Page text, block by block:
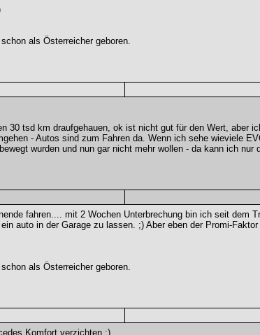
als Österreicher geboren.
30 tsd km draufgehauen, ok ist nicht gut für den Wert, aber
- Autos sind zum Fahren da. Wenn ich sehe wieviele
wurden und nun gar nicht mehr wollen - da kann ich nur
fahren.... mit 2 Wochen Unterbrechung bin ich seit dem
auto in der Garage zu lassen. ;) Aber eben der Promi-
als Österreicher geboren.
Komfort verzichten :)